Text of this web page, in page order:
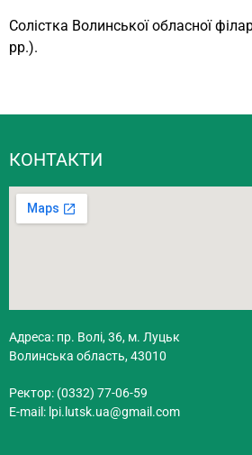
Солістка Волинської обласної
рр.).
КОНТАКТИ
Адреса: пр. Волі, 36, м. Луцьк
Волинська область, 43010
Ректор: (0332) 77-06-59
E-mail: lpi.lutsk.ua@gmail.com